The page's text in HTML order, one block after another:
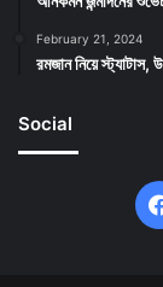
February 21, 2024
রমজান নিয়ে স্ট্যাটাস,
Social